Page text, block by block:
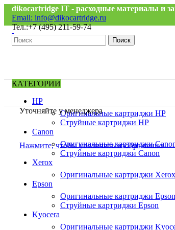
dikocartridge IT - расходные материалы и
Email: info@dikocartridge.ru
Тел.:+7 (495) 211-59-74
Поиск
КАТЕГОРИИ
HP
Оригинальные картриджи HP
Струйные картриджи HP
Canon
Оригинальные картриджи
Струйные картриджи Canon
Xerox
Оригинальные картриджи Xerox
Epson
Оригинальные картриджи Epson
Струйные картриджи Epson
Kyocera
Оригинальные картриджи
Уточняйте у менеджера
Нажмите, чтобы увеличить изображение